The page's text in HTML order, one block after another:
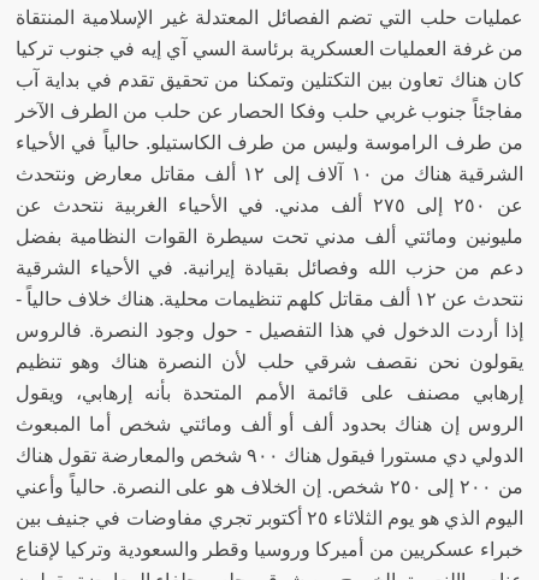
عمليات حلب التي تضم الفصائل المعتدلة غير الإسلامية المنتقاة
من غرفة العمليات العسكرية برئاسة السي آي إيه في جنوب تركيا
كان هناك تعاون بين التكتلين وتمكنا من تحقيق تقدم في بداية آب
مفاجئاً جنوب غربي حلب وفكا الحصار عن حلب من الطرف الآخر
من طرف الراموسة وليس من طرف الكاستيلو. حالياً في الأحياء
الشرقية هناك من ١٠ آلاف إلى ١٢ ألف مقاتل معارض ونتحدث
عن ٢٥٠ إلى ٢٧٥ ألف مدني
. في الأحياء الغربية نتحدث عن
مليونين ومائتي ألف مدني تحت سيطرة القوات النظامية بفضل
دعم من حزب الله وفصائل بقيادة إيرانية. في الأحياء الشرقية
نتحدث عن ١٢ ألف مقاتل كلهم تنظيمات محلية
. هناك خلاف حالياً -
إذا أردت الدخول في هذا التفصيل - حول وجود النصرة. فالروس
يقولون نحن نقصف شرقي حلب لأن النصرة هناك وهو تنظيم
إرهابي مصنف على قائمة الأمم المتحدة بأنه إرهابي، ويقول
الروس إن هناك بحدود ألف أو ألف ومائتي شخص أما المبعوث
الدولي دي مستورا فيقول هناك ٩٠٠ شخص والمعارضة تقول هناك
من ٢٠٠ إلى ٢٥٠ شخص
. إن الخلاف هو على النصرة. حالياً وأعني
اليوم الذي هو يوم الثلاثاء ٢٥ أكتوبر تجري مفاوضات في جنيف بين
خبراء عسكريين من أميركا وروسيا وقطر والسعودية وتركيا لإقناع